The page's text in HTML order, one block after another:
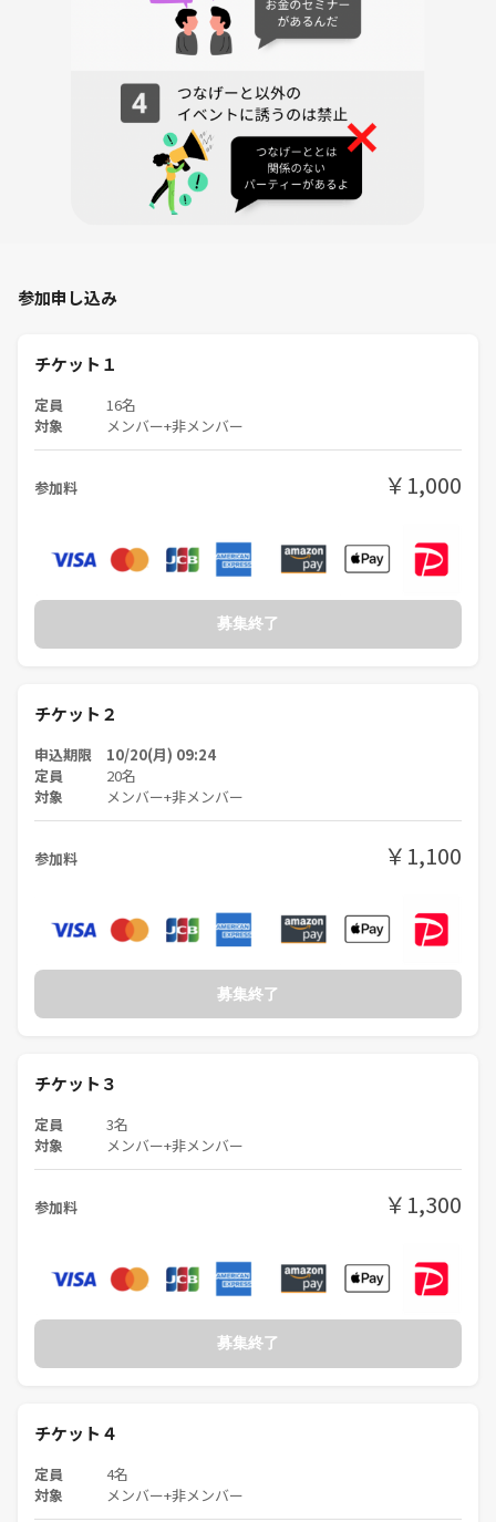
参加申し込み
チケット１
定員 16名
対象 メンバー+非メンバー
参加料 ￥1,000
募集終了
チケット２
申込期限 10/20(月) 09:24
定員 20名
対象
メンバー+非メンバー
参加料 ￥1,100
募集終了
チケット３
定員 3名
対象 メンバー+非メンバー
参加料 ￥1,300
募集終了
チケット４
定員 4名
対象 メンバー+非メンバー